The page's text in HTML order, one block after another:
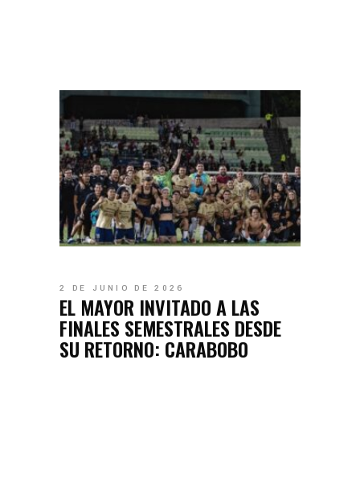
2 DE JUNIO DE 2026
EL MAYOR INVITADO A LAS
FINALES SEMESTRALES DESDE
SU RETORNO: CARABOBO